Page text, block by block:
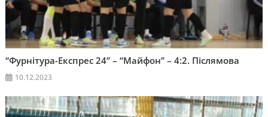
“Фурнітура-Експрес 24” – “Майфон” – 4:2. Післямова
10.12.2023